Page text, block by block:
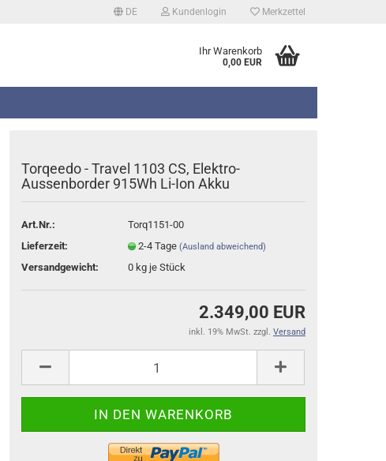
DE Kundenlogin
Konto erstellen
Passwort vergessen?
Merkzettel
Ihr Warenkorb
0,00 EUR
Torqeedo - Travel 1103 CS, Elektro-
Aussenborder 915Wh Li-Ion Akku
Art.Nr.:
Torq1151-00
Lieferzeit:
2-4 Tage (Ausland abweichend)
Versandgewicht: 0 kg je Stück
2.349,00 EUR
inkl. 19% MwSt. zzgl. Versand